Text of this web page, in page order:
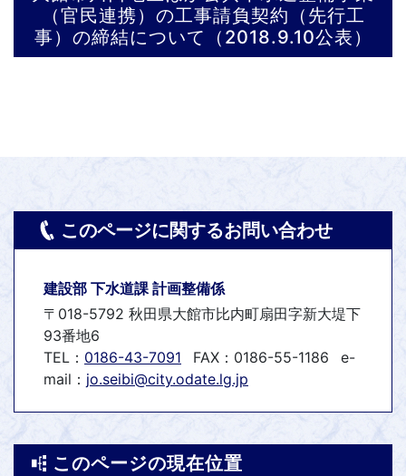
（官民連携）の工事請負契約（先行工
事）の締結について（2018.9.10公表）
このページに関するお問い合わせ
建設部 下水道課 計画整備係
〒018-5792 秋田県大館市比内町扇田字新大堤下
93番地6
TEL： 0186-43-7091 FAX：0186-55-1186
e-
mail： jo.seibi@city.odate.lg.jp
このページの現在位置